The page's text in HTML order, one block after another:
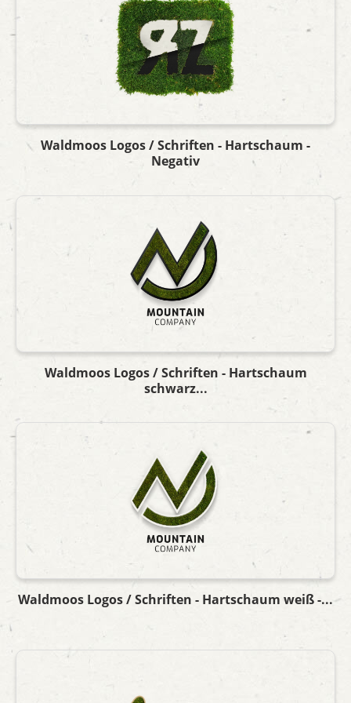
Waldmoos Logos / Schriften - Hartschaum -
Negativ
Waldmoos Logos / Schriften - Hartschaum
schwarz...
Waldmoos Logos / Schriften - Hartschaum weiß -...